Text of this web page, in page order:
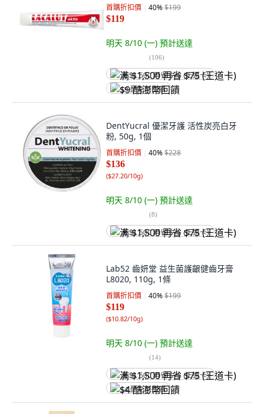
首購折扣價 40%$199
$119
明天 8/10 (一) 預計送達
(106)
满 $1,500 再省 $75 (王道卡)
$9 酷澎幣回饋
DentYucral 優潔牙護 活性炭亮白牙
粉, 50g, 1個
首購折扣價 40%$228
$136
($27.20/10g)
明天 8/10 (一) 預計送達
(8)
满 $1,500 再省 $75 (王道卡)
Lab52 齒妍堂 益生菌護齦健齒牙膏
L8020, 110g, 1條
首購折扣價 40%$199
$119
($10.82/10g)
明天 8/10 (一) 預計送達
(14)
满 $1,500 再省 $75 (王道卡)
$4 酷澎幣回饋